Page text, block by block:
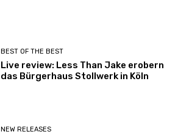
BEST OF THE BEST
Live review: Less Than Jake erobern
das Bürgerhaus Stollwerk in Köln
NEW RELEASES